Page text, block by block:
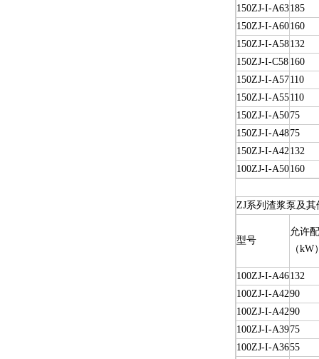
150ZJ-I-A63185
150ZJ-I-A60160
150ZJ-I-A58132
150ZJ-I-C58 160
150ZJ-I-A57110
150ZJ-I-A55110
150ZJ-I-A5075
150ZJ-I-A4875
150ZJ-I-A42132
100ZJ-I-A50160
ZJ系列渣浆泵及
型号
允许
（kW
100ZJ-I-A46132
100ZJ-I-A4290
100ZJ-I-A4290
100ZJ-I-A3975
100ZJ-I-A3655